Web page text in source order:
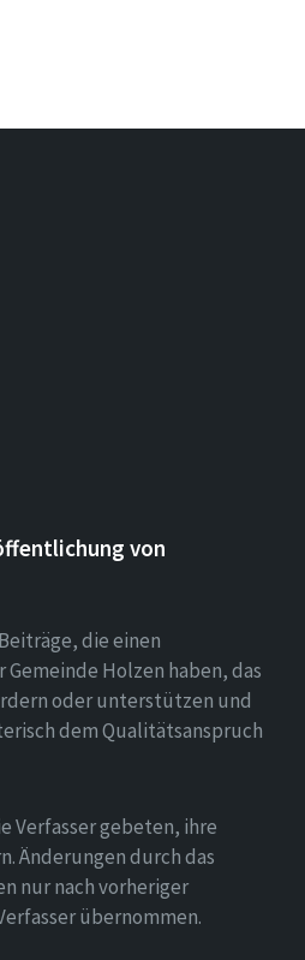
von
die einen
Holzen haben, das
oder unterstützen und
dem Qualitätsanspruch
Verfasser gebeten, ihre
Änderungen durch das
nur nach vorheriger
übernommen.